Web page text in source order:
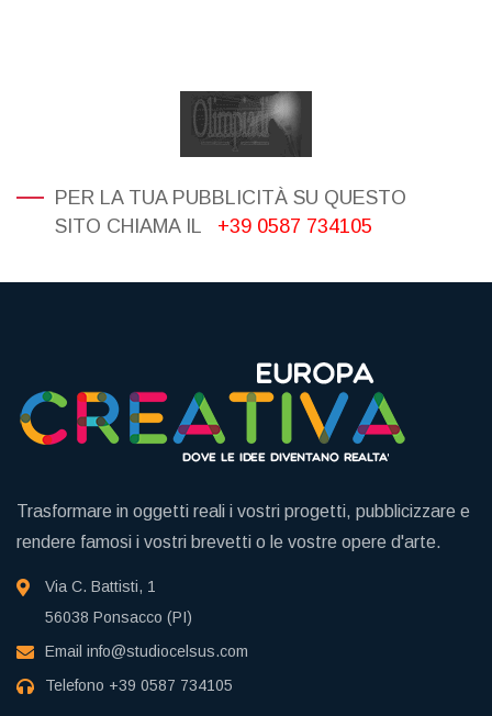
PER LA TUA PUBBLICITÀ SU QUESTO
SITO CHIAMA IL
+39 0587 734105
Trasformare in oggetti reali i vostri progetti, pubblicizzare e
rendere famosi i vostri brevetti o le vostre opere d'arte.
Via C. Battisti, 1
56038 Ponsacco (PI)
Email info@studiocelsus.com
Telefono +39 0587 734105